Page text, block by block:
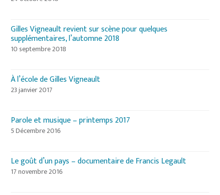
Gilles Vigneault revient sur scène pour quelques
supplémentaires, l’automne 2018
10 septembre 2018
À l’école de Gilles Vigneault
23 janvier 2017
Parole et musique – printemps 2017
5 Décembre 2016
Le goût d’un pays – documentaire de Francis Legault
17 novembre 2016